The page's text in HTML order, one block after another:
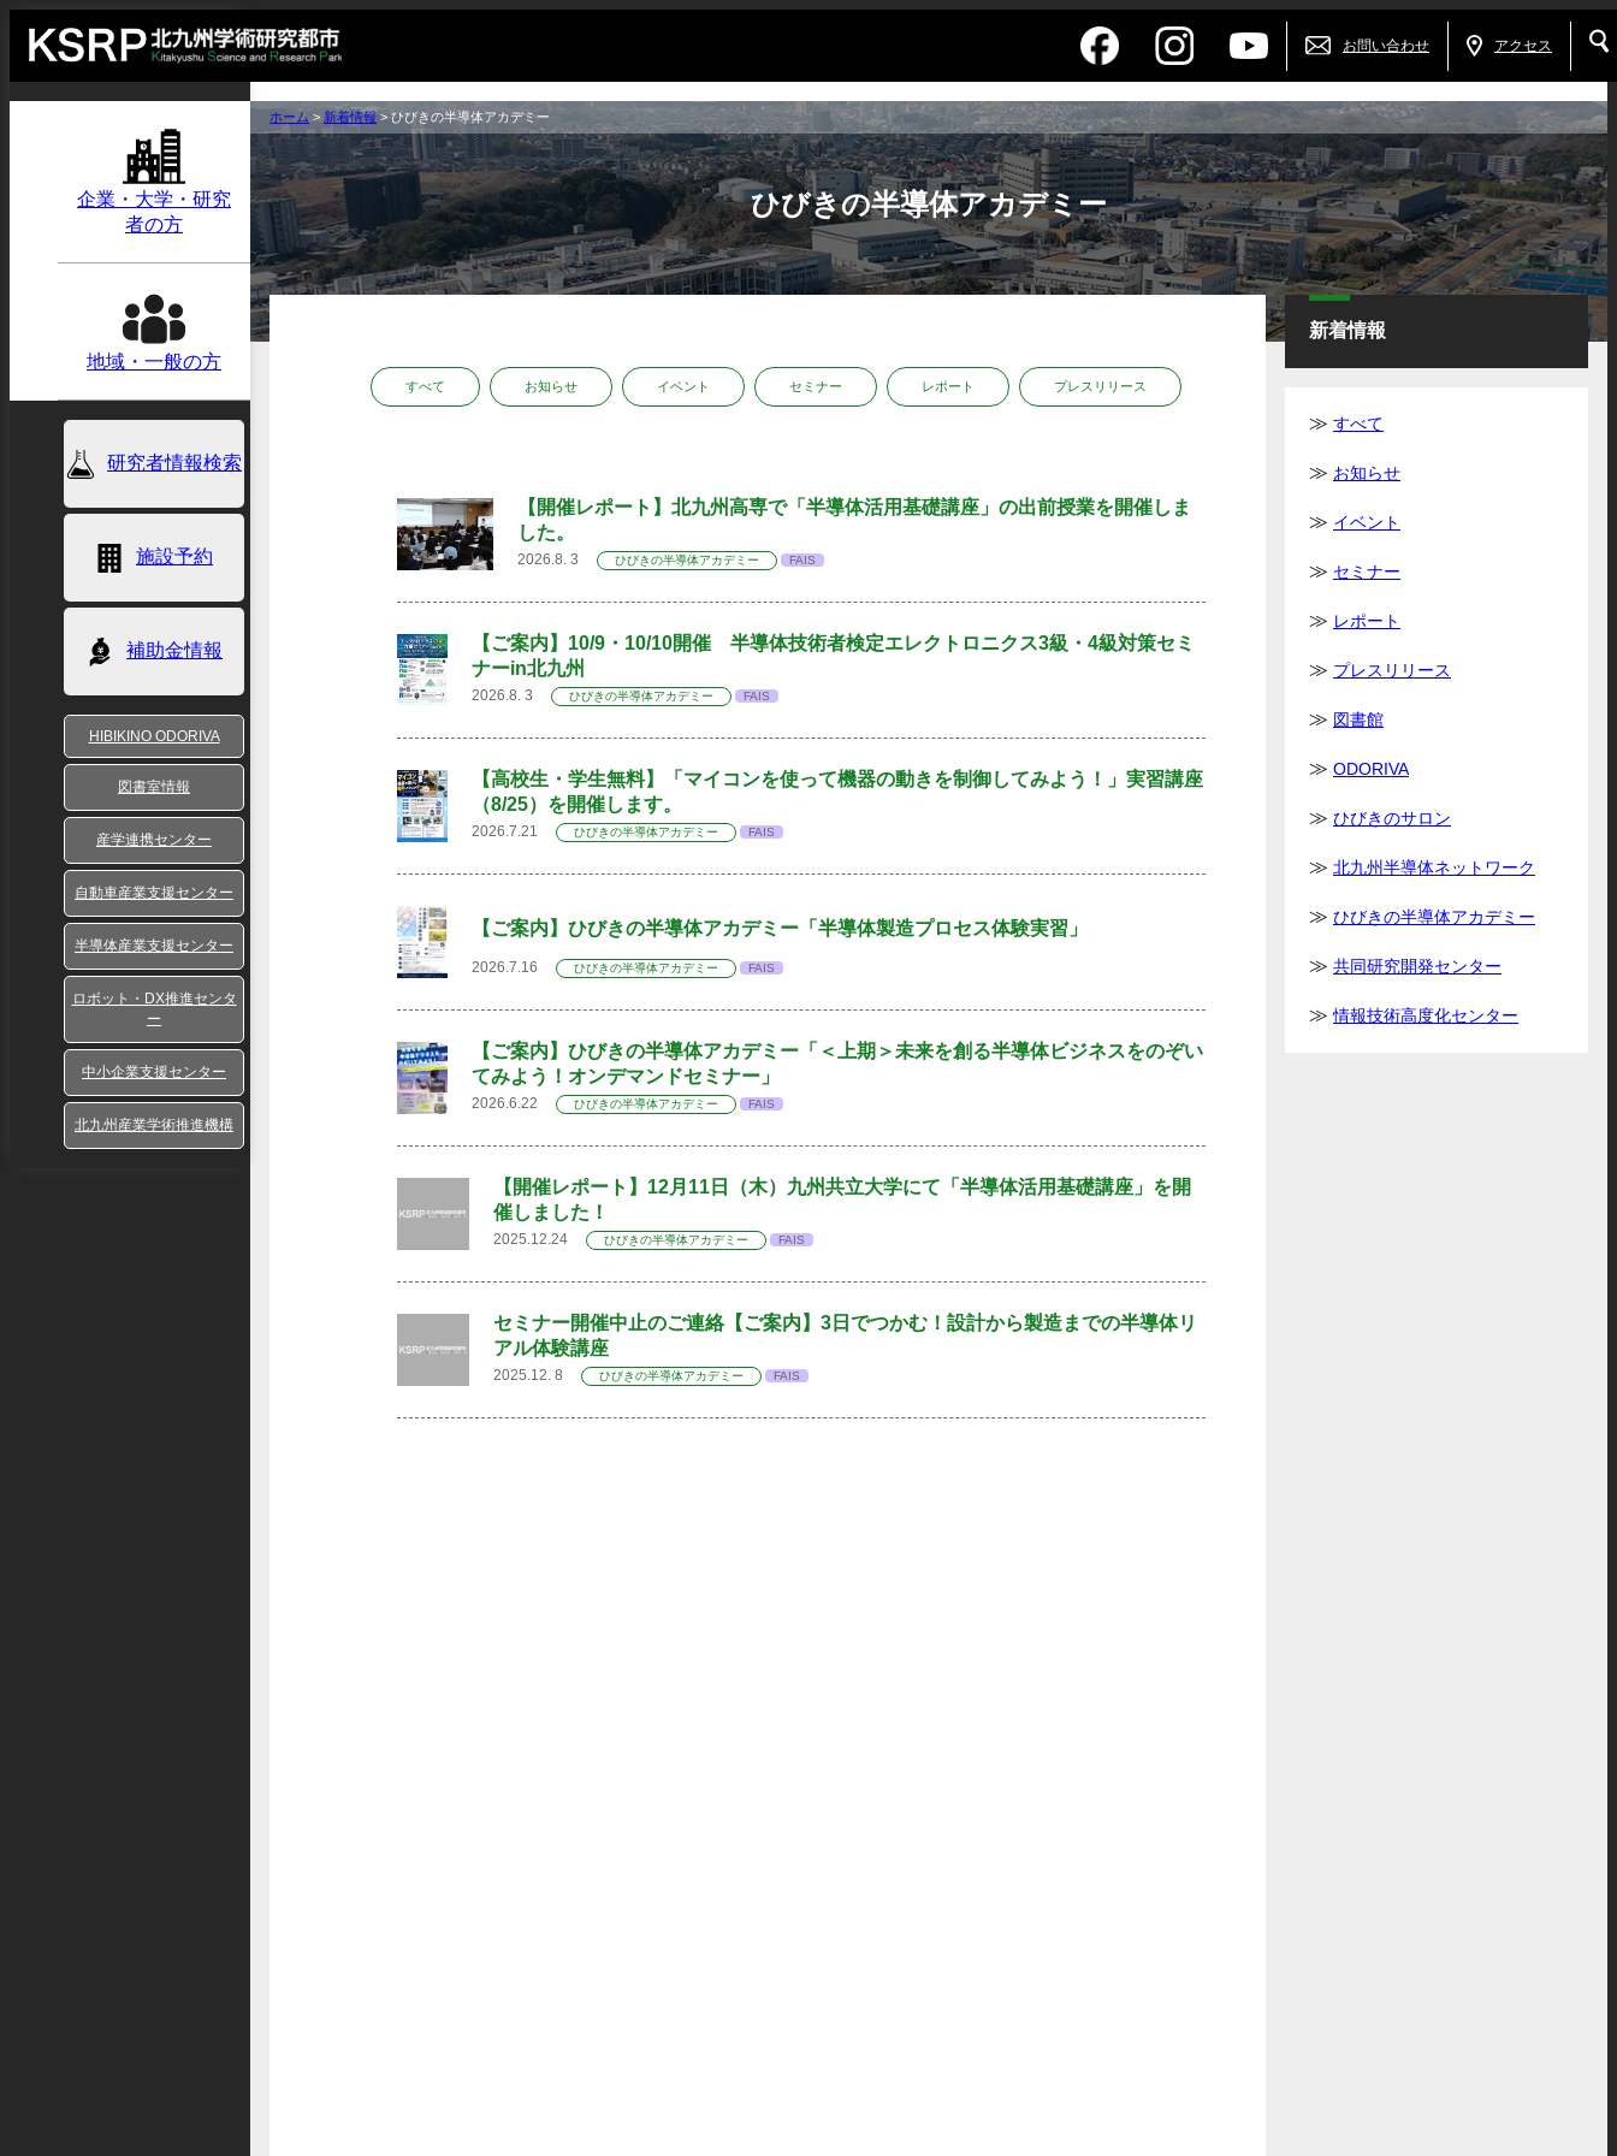
お問い合わせ アクセス
企業・大学・研究
者の方
地域・一般の方
研究者情報検索
施設予約
補助金情報
HIBIKINO ODORIVA
図書室情報
産学連携センター
自動車産業支援センター
半導体産業支援センター
ロボット・DX推進センタ
ー
中小企業支援センター
北九州産業学術推進機構
ホーム > 新着情報 >ひびきの半導体アカデミー
ひびきの半導体アカデミー
すべて お知らせ イベント セミナー レポート プレスリリース
【開催レポート】北九州高専で「半導体活用基礎講座」の出前授業を開催しま
した。
2026.8. 3 ひびきの半導体アカデミー FAIS
【ご案内】10/9・10/10開催 半導体技術者検定エレクトロニクス3級・4級対策セミ
ナーin北九州
2026.8. 3 ひびきの半導体アカデミー FAIS
【高校生・学生無料】「マイコンを使って機器の動きを制御してみよう！」実習講座
（8/25）を開催します。
2026.7.21 ひびきの半導体アカデミー FAIS
【ご案内】ひびきの半導体アカデミー「半導体製造プロセス体験実習」
2026.7.16 ひびきの半導体アカデミー FAIS
【ご案内】ひびきの半導体アカデミー「＜上期＞未来を創る半導体ビジネスをのぞい
てみよう！オンデマンドセミナー」
2026.6.22 ひびきの半導体アカデミー FAIS
【開催レポート】12月11日（木）九州共立大学にて「半導体活用基礎講座」を開
催しました！
2025.12.24 ひびきの半導体アカデミー FAIS
セミナー開催中止のご連絡【ご案内】3日でつかむ！設計から製造までの半導体リ
アル体験講座
2025.12. 8 ひびきの半導体アカデミー FAIS
新着情報
すべて
お知らせ
イベント
セミナー
レポート
プレスリリース
図書館
ODORIVA
ひびきのサロン
北九州半導体ネットワーク
ひびきの半導体アカデミー
共同研究開発センター
情報技術高度化センター